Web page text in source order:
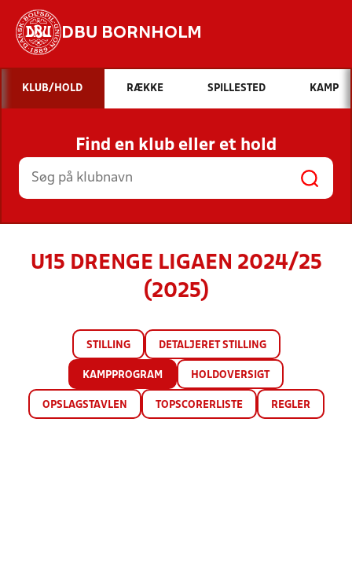
DBU BORNHOLM
Hvad vil du søge efter?
INDHOLD OG NYHEDER
STILLINGER, RESULTATER, KLUBBER OG
HOLD
KLUB/HOLD RÆKKE SPILLESTED KAMP
Find en klub eller et hold
U15 DRENGE LIGAEN 2024/25
(2025)
STILLING DETALJERET STILLING
KAMPPROGRAM HOLDOVERSIGT
OPSLAGSTAVLEN TOPSCORERLISTE REGLER